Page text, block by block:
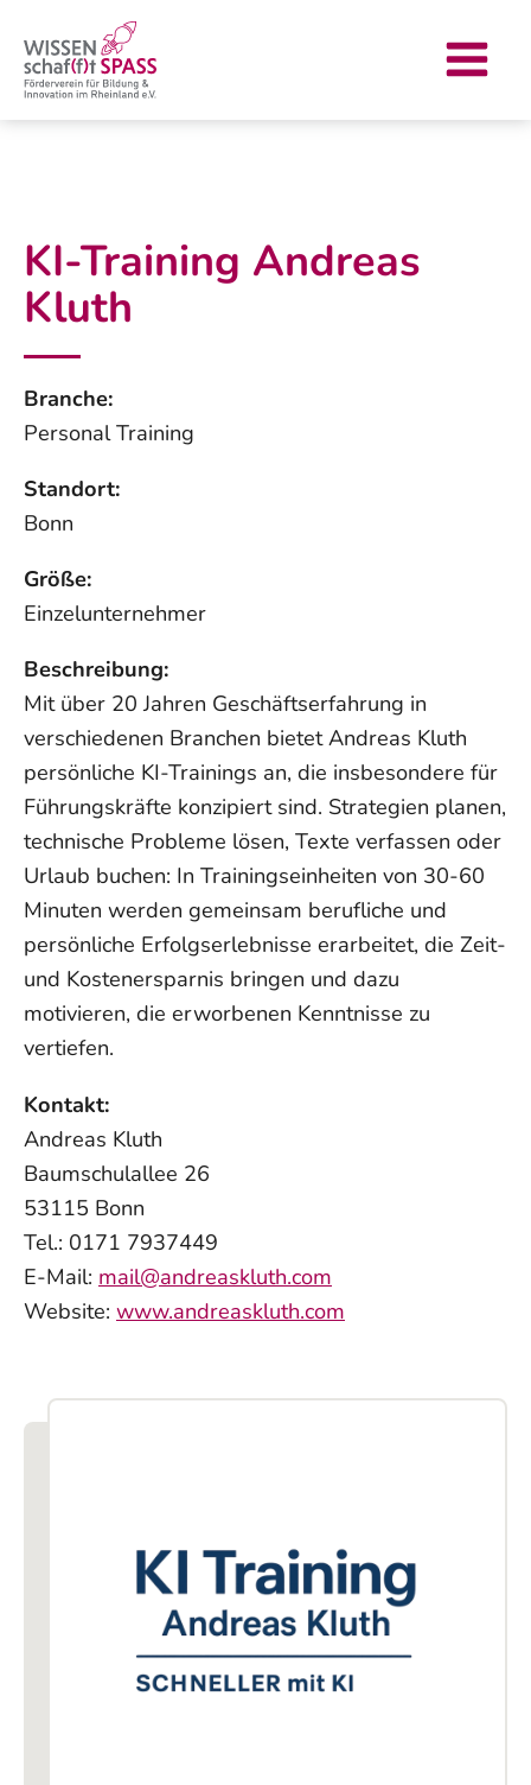
Inhalt
springen
Menu
KI-Training Andreas
Kluth
Branche:
Personal Training
Standort:
Bonn
Größe:
Einzelunternehmer
Beschreibung:
Mit über 20 Jahren Geschäftserfahrung in
verschiedenen Branchen bietet Andreas Kluth
persönliche KI-Trainings an, die insbesondere für
Führungskräfte konzipiert sind. Strategien planen,
technische Probleme lösen, Texte verfassen oder
Urlaub buchen: In Trainingseinheiten von 30-60
Minuten werden gemeinsam berufliche und
persönliche Erfolgserlebnisse erarbeitet, die Zeit-
und Kostenersparnis bringen und dazu
motivieren, die erworbenen Kenntnisse zu
vertiefen.
Kontakt:
Andreas Kluth
Baumschulallee 26
53115 Bonn
Tel.: 0171 7937449
E-Mail: mail@andreaskluth.com
Website: www.andreaskluth.com